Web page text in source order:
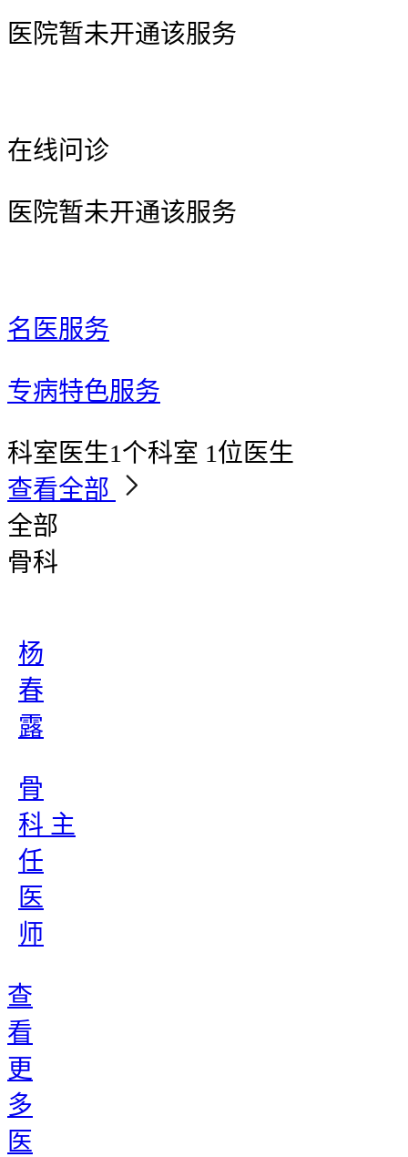
医院暂未开通该服务
在线问诊
医院暂未开通该服务
名医服务
专病特色服务
科室医生1个科室 1位医生
查看全部
全部
骨科
杨
春
露
骨
科 主
任
医
师
查
看
更
多
医